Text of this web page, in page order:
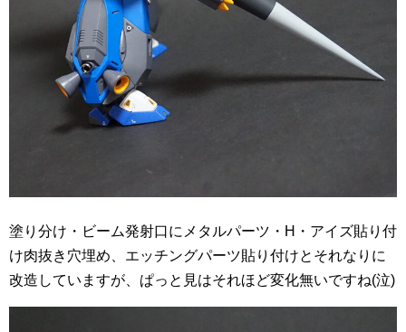
塗り分け・ビーム発射口にメタルパーツ・H・アイズ貼り付
け肉抜き穴埋め、エッチングパーツ貼り付けとそれなりに
改造していますが、ぱっと見はそれほど変化無いですね(泣)